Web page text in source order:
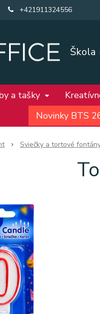
Škola
+421911324556
a tašky
Novinky BTS
Sviečky a tortové